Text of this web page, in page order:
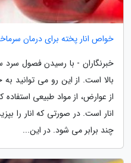
خواص انار پخته برای درمان
خبرنگاران - با رسیدن فصول سرد
بالا است. از این رو می توانید
از عوارض، از مواد طبیعی
انار است. در صورتی که انار را
چند برابر می شود. در این...